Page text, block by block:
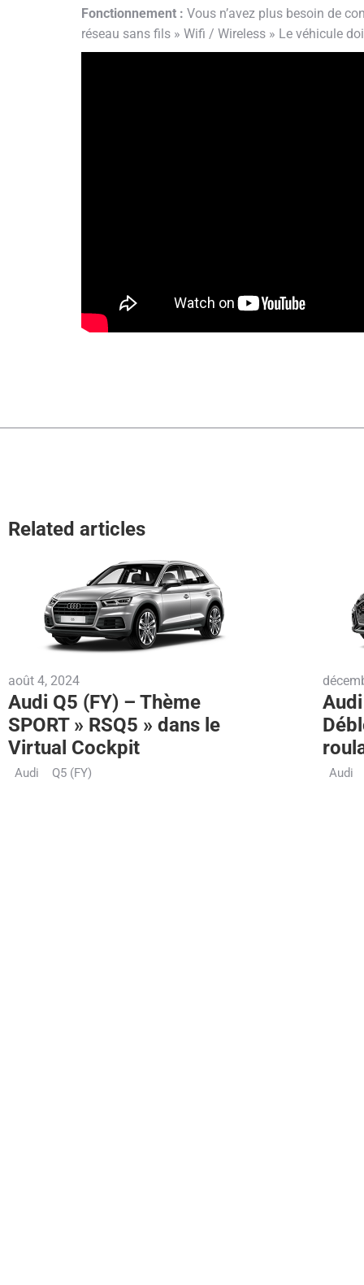
Fonctionnement : Vous n’avez plus besoin de
réseau sans fils » Wifi / Wireless » Le véhicule
Related articles
août 4, 2024
Audi Q5 (FY) – Thème
SPORT » RSQ5 » dans le
Virtual Cockpit
Audi Q5 (FY) Audi